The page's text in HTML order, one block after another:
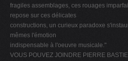
fragiles assemblages, ces rouages
repose sur ces délicates
constructions, un curieux paradoxe
mêmes l'émotion
indispensable à l'oeuvre musicale."
VOUS POUVEZ JOINDRE PIERRE